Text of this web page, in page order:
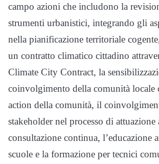
campo azioni che includono la
strumenti urbanistici, integrando gli
nella pianificazione territoriale
un contratto climatico cittadino
Climate City Contract, la
coinvolgimento della comunità locale
action della comunità, il
stakeholder nel processo di attuazione
consultazione continua, l’educazione
scuole e la formazione per tecnici